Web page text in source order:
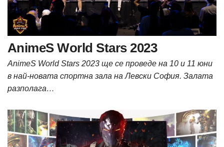
AnimeS World Stars 2023
AnimeS World Stars 2023 ще се проведе на 10 и 11 юни
в най-новата спортна зала на Левски София. Залата
разполага…